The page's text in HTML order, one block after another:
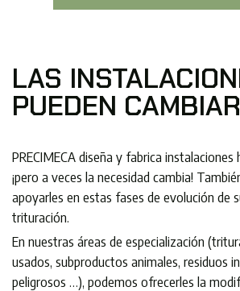
LAS
PUEDEN CAMBIAR
PRECIMECA diseña y fabrica
¡pero a veces la necesidad cambia!
apoyarles en estas fases de evolución de
trituración.
En nuestras áreas de especialización
usados, subproductos animales, residuos
peligrosos …), podemos ofrecerles la